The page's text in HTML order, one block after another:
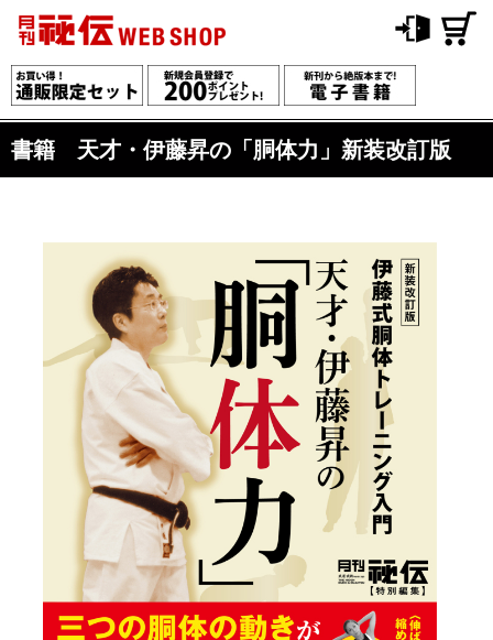
書籍 天才・伊藤昇の「胴体力」新装改訂版